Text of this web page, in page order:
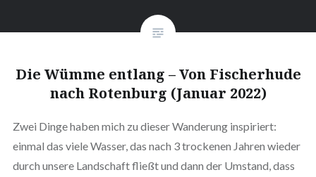
Die Wümme entlang – Von Fischerhude
nach Rotenburg (Januar 2022)
Zwei Dinge haben mich zu dieser Wanderung inspiriert:
einmal das viele Wasser, das nach 3 trockenen Jahren wieder
durch unsere Landschaft fließt und dann der Umstand, dass